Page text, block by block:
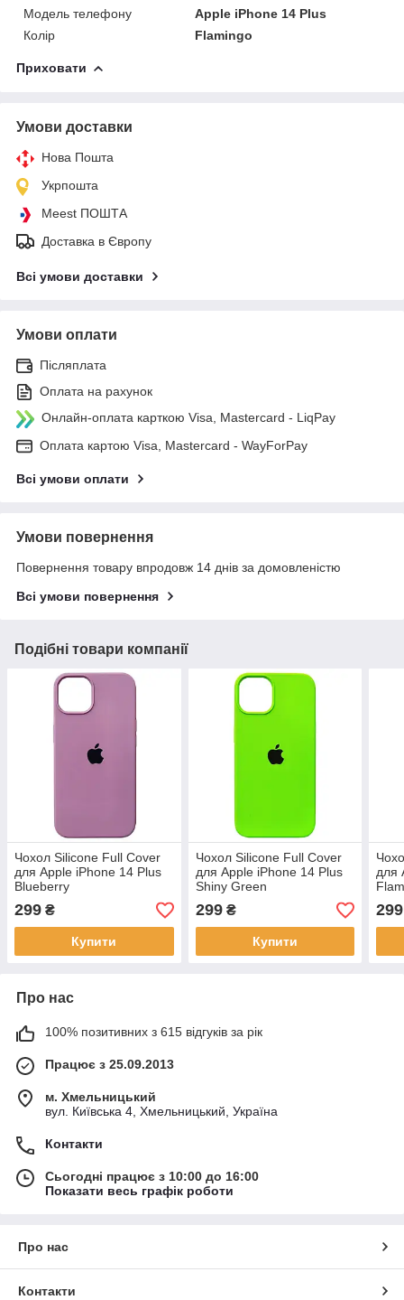
Модель телефону
Apple iPhone 14 Plus
Колір
Flamingo
Приховати
Умови доставки
Нова Пошта
Укрпошта
Meest ПОШТА
Доставка в Європу
Всі умови доставки
Умови оплати
Післяплата
Оплата на рахунок
Онлайн-оплата карткою Visa, Mastercard - LiqPay
Оплата картою Visa, Mastercard - WayForPay
Всі умови оплати
Умови повернення
Повернення товару впродовж 14 днів за домовленістю
Всі умови повернення
Подібні товари компанії
Чохол Silicone Full Cover
для Apple iPhone 14 Plus
Blueberry
299 ₴
Купити
Чохол Silicone Full Cover
для Apple iPhone 14 Plus
Shiny Green
299₴
Купити
для
299
Про нас
100% позитивних з 615 відгуків за рік
Працює з 25.09.2013
м. Хмельницький
вул. Київська 4, Хмельницький, Україна
Контакти
Сьогодні працює з 10:00 до 16:00
Показати весь графік роботи
Про нас
Контакти